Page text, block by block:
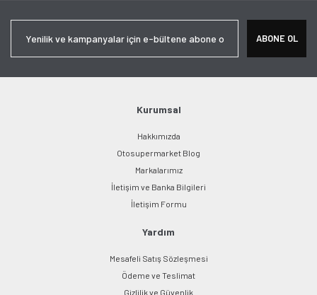
ABONE OL
Kurumsal
Hakkımızda
Otosupermarket Blog
Markalarımız
İletişim ve Banka Bilgileri
İletişim Formu
Yardım
Mesafeli Satış Sözleşmesi
Ödeme ve Teslimat
Gizlilik ve Güvenlik